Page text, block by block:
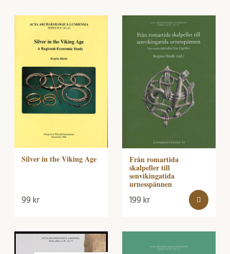
Silver in the Viking Age
99kr
Från romartida
skalpeller till
senvikingatida
urnesspännen
199kr